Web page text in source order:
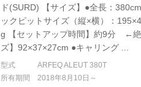
ド(SURD) 【サイズ】●全長：
ックピットサイズ（縦×横）：
g 【セットアップ時間】約9分 ←絶
ズ】92×37×27cm ●キャリング ...
型式
ARFEQ ALEUT 380T
所有期間
2018年8月10日～